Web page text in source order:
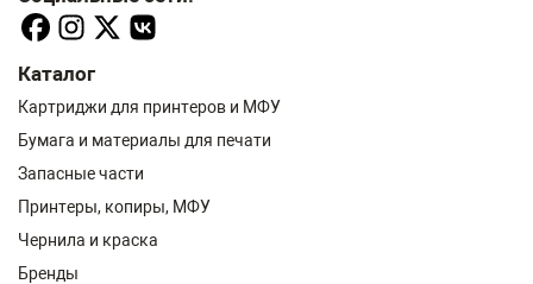
Каталог
Картриджи для принтеров и МФУ
Бумага и материалы для печати
Запасные части
Принтеры, копиры, МФУ
Чернила и краска
Бренды